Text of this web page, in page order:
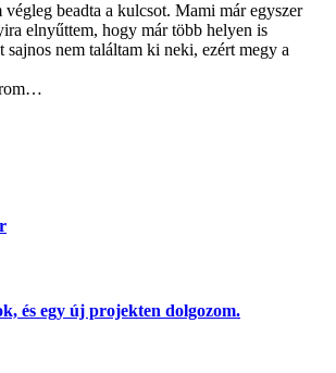
beadta a kulcsot. Mami már egyszer
elnyűttem, hogy már több helyen is
nem találtam ki neki, ezért megy a
és egy új projekten dolgozom.